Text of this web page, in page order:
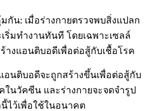
กัน: เมื่อร่างกายตรวจพบสิ่งแปลก
มทำงานทันที โดยเฉพาะเซลล์
างแอนติบอดีเพื่อต่อสู้กับเชื้อโรค
อนติบอดีจะถูกสร้างขึ้นเพื่อต่อสู้กับ
ในวัคซีน และร่างกายจะจดจำรูป
ไว้เพื่อใช้ในอนาคต